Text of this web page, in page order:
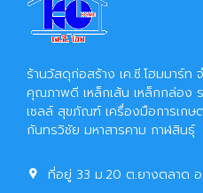
ร้านวัสดุก่อสร้าง เค.ซี.โฮมมาร์
คุณภาพดี เหล็กเส้น เหล็กกล่อง
เซลล์ สุขภัณฑ์ เครื่องมือการเกษ
กันทรวิชัย มหาสารคาม กาฬสินธุ์
ที่อยู่ 33 ม.20 ต.ยางตลาด